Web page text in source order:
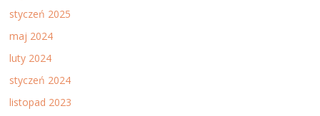
styczeń 2025
maj 2024
luty 2024
styczeń 2024
listopad 2023